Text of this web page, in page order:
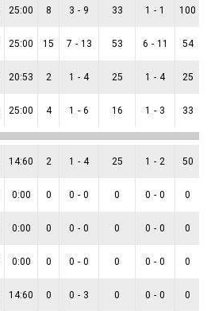
25:00 8 3 - 9 33 1 - 1 100
25:00 15 7 - 13 53 6 - 11 54
20:53 2 1 - 4 25 1 - 4 25
25:00 4 1 - 6 16 1 - 3 33
14:60 2 1 - 4 25 1 - 2 50
0:00 0 0 - 0 0 0 - 0 0
0:00 0 0 - 0 0 0 - 0 0
0:00 0 0 - 0 0 0 - 0 0
14:60 0 0 - 3 0 0 - 0 0